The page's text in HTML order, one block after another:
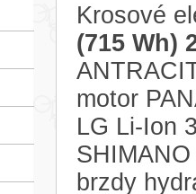
Krosové
(715 Wh)
motor
LG Li-Ion
brzdy